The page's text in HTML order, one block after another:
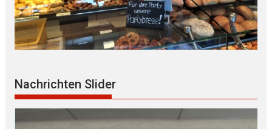
Nachrichten Slider